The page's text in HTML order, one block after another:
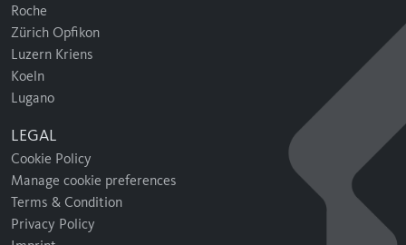
Roche
Zürich Opfikon
Luzern Kriens
Koeln
Lugano
LEGAL
Cookie Policy
Manage cookie preferences
Terms & Condition
Privacy Policy